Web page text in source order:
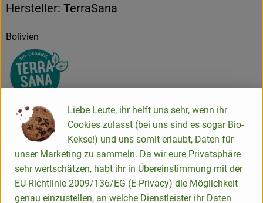
Hersteller: TerraSana
Bolivien
TerraSana Natuurvoeding BV
NL 2450 AB Leimuiden
TERRA SANA - positive eating!
Das niederländische Naturkostunternehmen TerraSana ist
Liebe Leute, ihr helft uns sehr, wenn ihr
Cookies zulasst (bei uns sind es sogar Bio-
Kekse!) und uns somit erlaubt, Daten für
unser Marketing zu sammeln. Da wir eure Privatsphäre
sehr wertschätzen, habt ihr in Übereinstimmung mit der
EU-Richtlinie 2009/136/EG (E-Privacy) die Möglichkeit
genau einzustellen, an welche Dienstleister ihr Daten